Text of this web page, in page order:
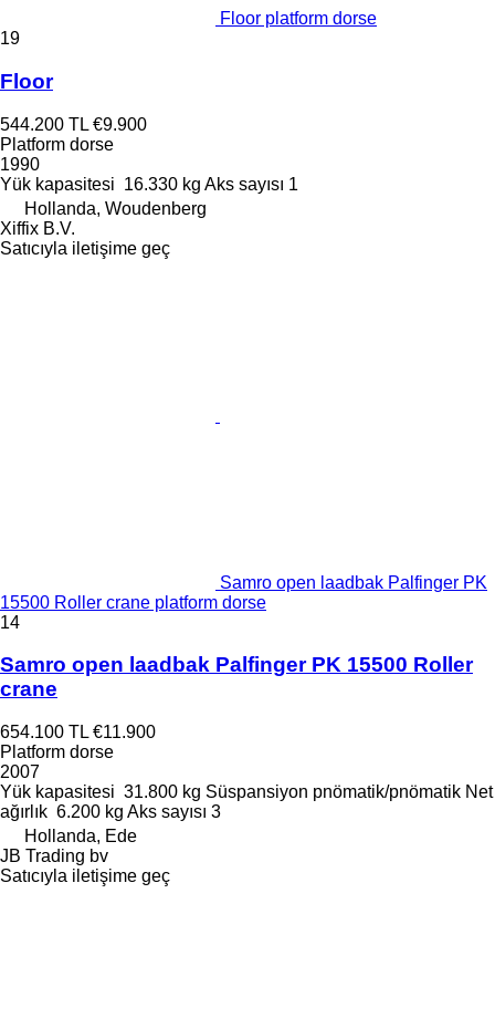
Floor platform dorse
19
Floor
544.200 TL €9.900
Platform dorse
1990
Yük kapasitesi 16.330 kg Aks sayısı 1
Hollanda, Woudenberg
Xiffix B.V.
Satıcıyla iletişime geç
Samro open laadbak Palfinger PK
15500 Roller crane platform dorse
14
Samro open laadbak Palfinger PK 15500 Roller
crane
654.100 TL €11.900
Platform dorse
2007
Yük kapasitesi 31.800 kg Süspansiyon pnömatik/pnömatik Net
ağırlık 6.200 kg Aks sayısı 3
Hollanda, Ede
JB Trading bv
Satıcıyla iletişime geç